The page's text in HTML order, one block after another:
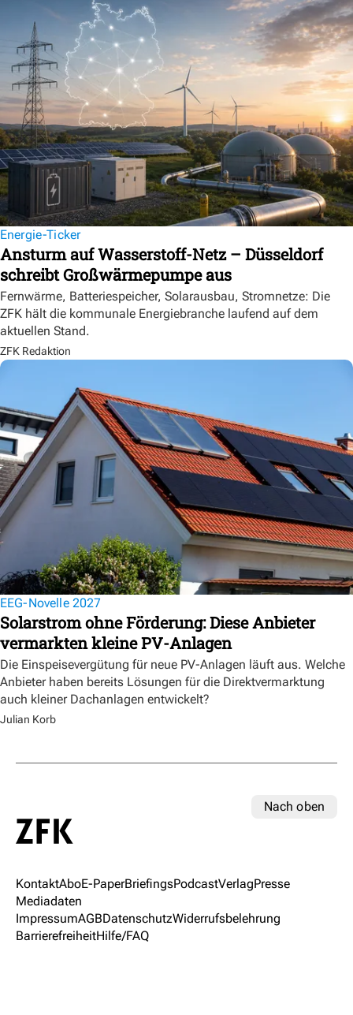
Energie-Ticker
Ansturm auf Wasserstoff-Netz – Düsseldorf
schreibt Großwärmepumpe aus
Fernwärme, Batteriespeicher, Solarausbau, Stromnetze: Die
ZFK hält die kommunale Energiebranche laufend auf dem
aktuellen Stand.
ZFK Redaktion
EEG-Novelle 2027
Solarstrom ohne Förderung: Diese Anbieter
vermarkten kleine PV-Anlagen
Die Einspeisevergütung für neue PV-Anlagen läuft aus. Welche
Anbieter haben bereits Lösungen für die Direktvermarktung
auch kleiner Dachanlagen entwickelt?
Julian Korb
Nach oben
KontaktAboE-PaperBriefingsPodcastVerlagPresse
Mediadaten
ImpressumAGBDatenschutzWiderrufsbelehrung
BarrierefreiheitHilfe/FAQ